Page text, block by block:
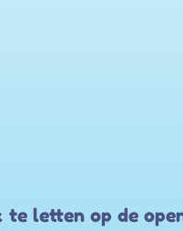
letten op de